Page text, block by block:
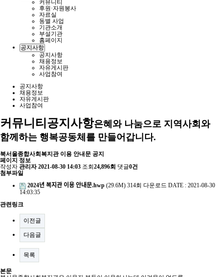
커뮤니티
후원·자원봉사
자료실
동별 사업
기관소개
부설기관
홈페이지
공지사항
공지사항
채용정보
자유게시판
사업참여
공지사항
채용정보
자유게시판
사업참여
커뮤니티 공지사항은혜와 나눔으로 지역사회와
함께하는 행복공동체를 만들어갑니다.
북서울종합사회복지관 이용 안내문 공지
페이지 정보
작성자 관리자 2021-08-30 14:03 조회 24,896회 댓글0건
첨부파일
2024년 복지관 이용 안내문.hwp (29.6M) 314회 다운로드 DATE : 2021-08-30
14:03:35
관련링크
이전글
다음글
목록
본문